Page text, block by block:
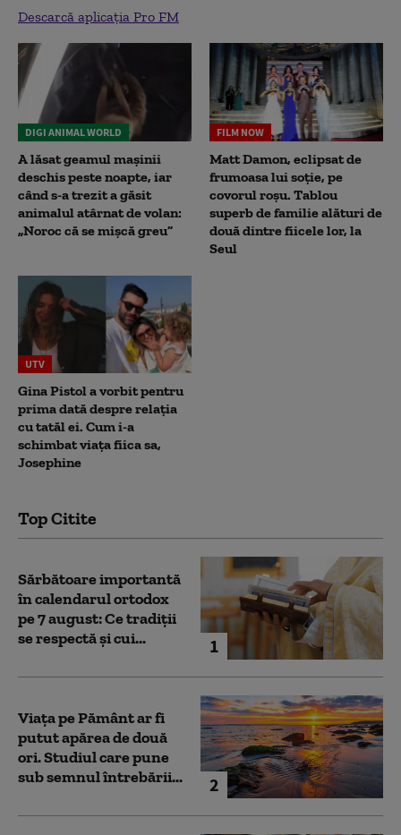
Descarcă aplicația Pro FM
DIGI ANIMAL WORLD
A lăsat geamul mașinii
deschis peste noapte, iar
când s-a trezit a găsit
animalul atârnat de volan:
„Noroc că se mișcă greu”
FILM NOW
Matt Damon, eclipsat de
frumoasa lui soție, pe
covorul roșu. Tablou
superb de familie alături de
două dintre fiicele lor, la
Seul
UTV
Gina Pistol a vorbit pentru
prima dată despre relația
cu tatăl ei. Cum i-a
schimbat viața fiica sa,
Josephine
Top Citite
1
Sărbătoare importantă
în calendarul ortodox
pe 7 august: Ce tradiții
se respectă și cui...
2
Viața pe Pământ ar fi
putut apărea de două
ori. Studiul care pune
sub semnul întrebării...